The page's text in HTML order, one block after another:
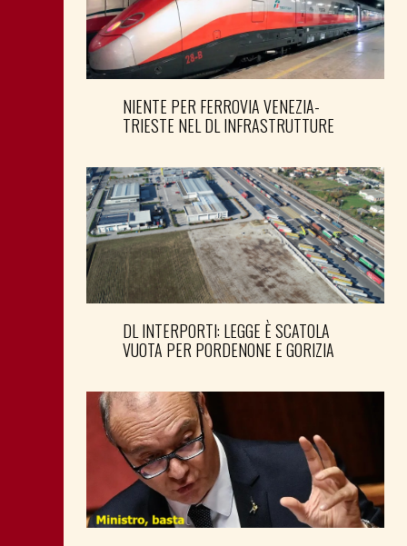
NIENTE PER FERROVIA VENEZIA-
TRIESTE NEL DL INFRASTRUTTURE
DL INTERPORTI: LEGGE È SCATOLA
VUOTA PER PORDENONE E GORIZIA